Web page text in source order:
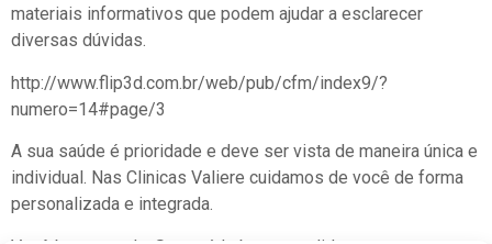
materiais informativos que podem ajudar a esclarecer
diversas dúvidas.
http://www.flip3d.com.br/web/pub/cfm/index9/?
numero=14#page/3
A sua saúde é prioridade e deve ser vista de maneira única e
individual. Nas Clinicas Valiere cuidamos de você de forma
personalizada e integrada.